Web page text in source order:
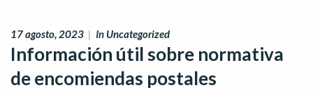
17 agosto, 2023 | In Uncategorized
Información útil sobre normativa
de encomiendas postales